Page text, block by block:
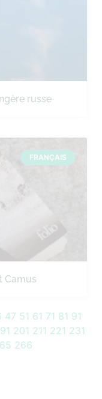
russe
FRANÇAIS
Camus
47 51 61 71 81 91
201 211 221 231
266